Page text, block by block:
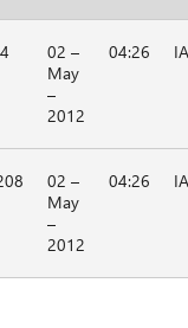
02 –
May
–
2012
04:26
02 –
May
–
2012
04:26